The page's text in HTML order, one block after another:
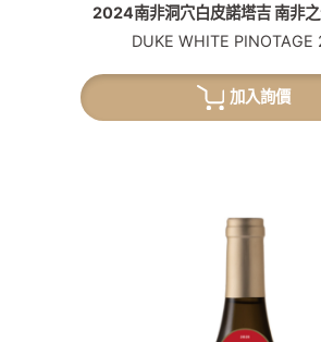
2024南非洞穴白皮諾塔吉 南非
DUKE WHITE PINOTAGE
加入詢價